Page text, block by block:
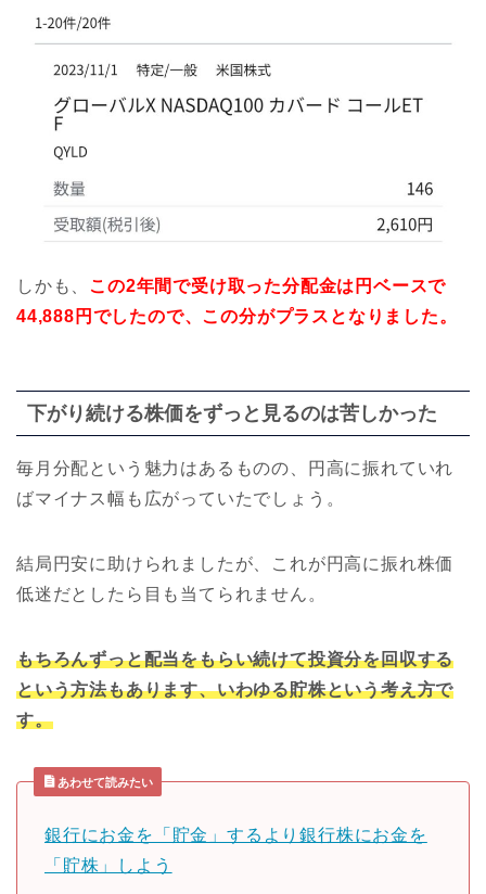
しかも、
この2年間で受け取った分配金は円ベースで
44,888円でしたので、この分がプラスとなりました。
下がり続ける株価をずっと見るのは苦しかった
毎月分配という魅力はあるものの、円高に振れていれ
ばマイナス幅も広がっていたでしょう。
結局円安に助けられましたが、これが円高に振れ株価
低迷だとしたら目も当てられません。
もちろんずっと配当をもらい続けて投資分を回収する
という方法もあります、いわゆる貯株という考え方で
す。
あわせて読みたい
銀行にお金を「貯金」するより銀行株にお金を
「貯株」しよう